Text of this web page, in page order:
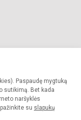
Paspaudę mygtuką
sutikimą. Bet kada
naršyklės
su slapukų
griežtai draudžiama.
politika